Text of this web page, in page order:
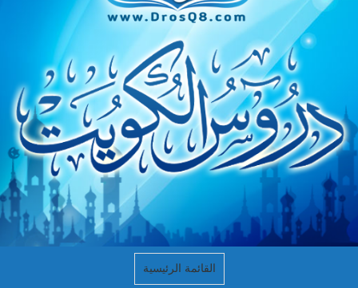
القائمة الرئيسية